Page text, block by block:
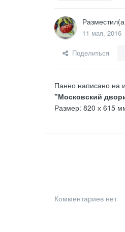
11 мая, 2016
Поделиться
Панно написано на
"Московский
Размер: 820 х 615
Комментариев нет